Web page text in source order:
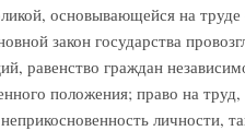
основывающейся на труде
закон государства
равенство граждан
положения; право на труд,
личности,